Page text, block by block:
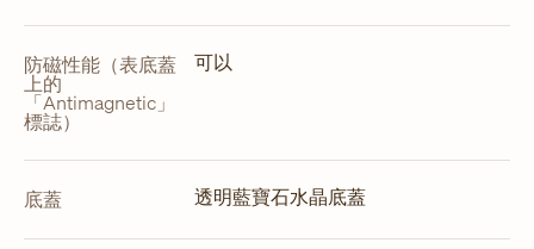
防磁性能（表底蓋
上的
「Antimagnetic」
標誌）
可以
底蓋 透明藍寶石水晶底蓋